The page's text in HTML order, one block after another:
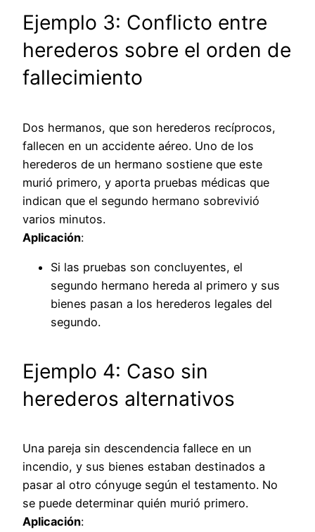
Ejemplo 3: Conflicto entre
herederos sobre el orden de
fallecimiento
Dos hermanos, que son herederos recíprocos,
fallecen en un accidente aéreo. Uno de los
herederos de un hermano sostiene que este
murió primero, y aporta pruebas médicas que
indican que el segundo hermano sobrevivió
varios minutos.
Aplicación:
Si las pruebas son concluyentes, el
segundo hermano hereda al primero y sus
bienes pasan a los herederos legales del
segundo.
Ejemplo 4: Caso sin
herederos alternativos
Una pareja sin descendencia fallece en un
incendio, y sus bienes estaban destinados a
pasar al otro cónyuge según el testamento. No
se puede determinar quién murió primero.
Aplicación: